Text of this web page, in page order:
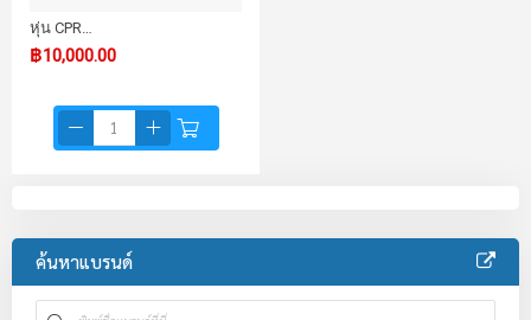
หุ่น CPR…
฿10,000.00
ค้นหาแบรนด์